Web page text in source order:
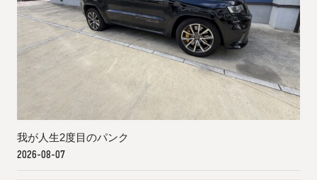
我が人生2度目のパンク
2026-08-07